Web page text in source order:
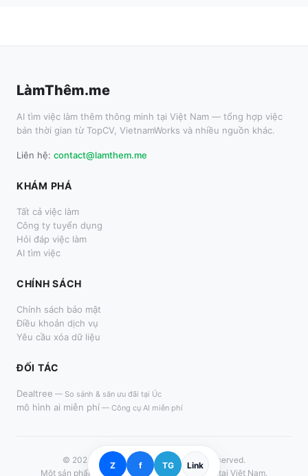
Z f TG Link
LàmThêm.me
AI tìm việc làm thêm thông minh tại Việt Nam — tổng hợp việc
bán thời gian từ TopCV, VietnamWorks và nhiều nguồn khác.
Liên hệ: contact@lamthem.me
KHÁM PHÁ
Tất cả việc làm
Công ty tuyển dụng
Hỏi đáp việc làm
AI tìm việc
CHÍNH SÁCH
Chính sách bảo mật
Điều khoản dịch vụ
Yêu cầu xóa dữ liệu
ĐỐI TÁC
Dealtree — So sánh & săn ưu đãi tại Úc
mô hình ai miễn phí — Công cụ AI miễn phí
© 2024– 2026
LàmThêm.me. All rights reserved.
Một sản phẩm dành cho người tìm việc thời vụ tại Việt Nam.